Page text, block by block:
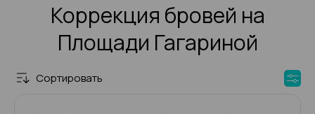
Коррекция бровей на
Площади Гагариной
Сортировать